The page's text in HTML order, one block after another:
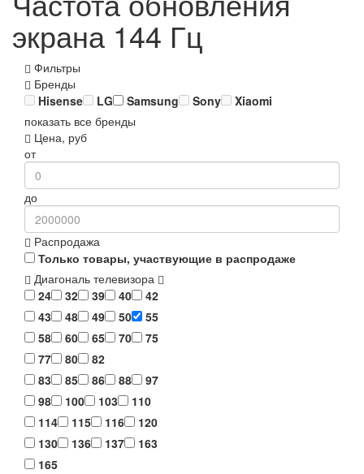
экрана 144 Гц
Фильтры
Бренды
Hisense
LG Samsung Sony
Xiaomi
показать все бренды
Цена, руб
от
до
Распродажа
Только товары, участвующие в распродаже
Диагональ телевизора
24
32 39 40
42
43
48 49 50
55
58
60 65 70
75
77
80
82
83
85 86 88
97
98
100 103
110
114
115 116
120
130
136 137
163
165